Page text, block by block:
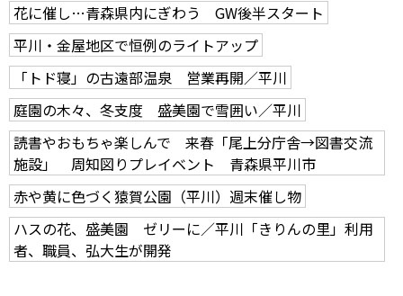
花に催し…青森県内にぎわう GW後半スタート
平川・金屋地区で恒例のライトアップ
「トド寝」の古遠部温泉 営業再開／平川
庭園の木々、冬支度 盛美園で雪囲い／平川
読書やおもちゃ楽しんで 来春「尾上分庁舎→図書交流
施設」 周知図りプレイベント 青森県平川市
赤や黄に色づく猿賀公園（平川）週末催し物
ハスの花、盛美園 ゼリーに／平川「きりんの里」利用
者、職員、弘大生が開発